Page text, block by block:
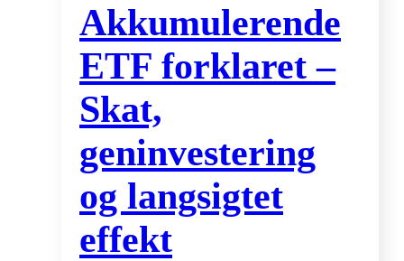
Akkumulerende
ETF forklaret –
Skat,
geninvestering
og langsigtet
effekt